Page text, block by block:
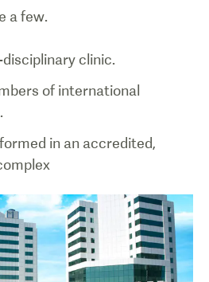
a few.
clinic.
of international
in an accredited,